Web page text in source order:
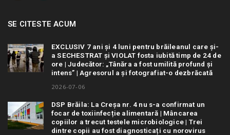
SE CITESTE ACUM
EXCLUSIV 7 ani și 4 luni pentru brăileanul care și-
a SECHESTRAT și VIOLAT fosta iubită timp de 24 de
ore | Judecător: „Tânăra a fost umilită profund și
intens” | Agresorul a și fotografiat-o dezbrăcată
2026-07-06
DSP Brăila: La Creșa nr. 4 nu s-a confirmat un
focar de toxiinfecție alimentară | Mâncarea
copiilor a trecut testele microbiologice | Trei
dintre copii au fost diagnosticați cu norovirus